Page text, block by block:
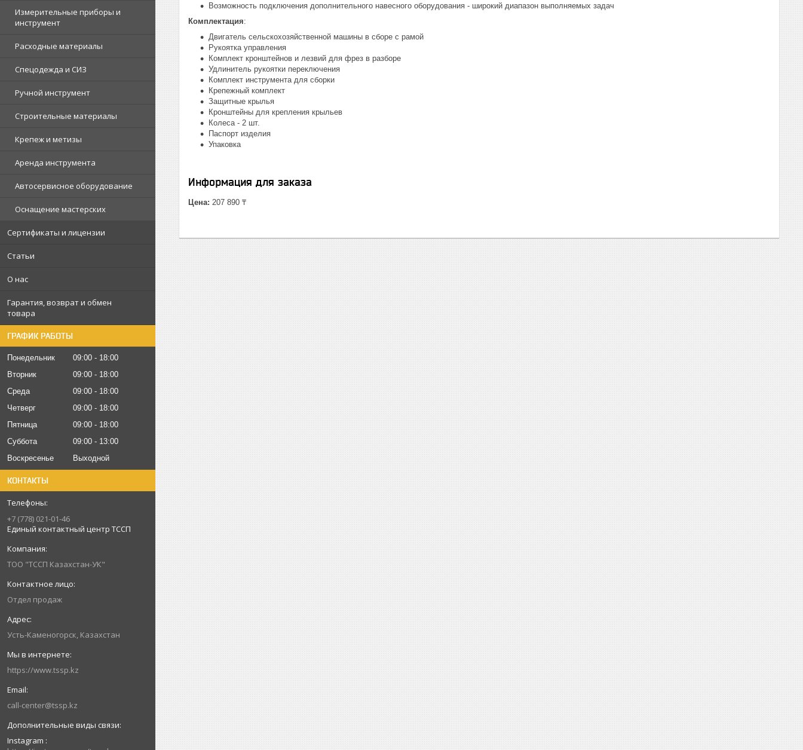
Измерительные приборы и
инструмент
Расходные материалы
Спецодежда и СИЗ
Ручной инструмент
Строительные материалы
Крепеж и метизы
Аренда инструмента
Автосервисное оборудование
Оснащение мастерских
Сертификаты и лицензии
Статьи
О нас
Гарантия, возврат и обмен
товара
ГРАФИК РАБОТЫ
Понедельник 09:00
18:00
Вторник
09:00
18:00
Среда
09:00
18:00
Четверг
09:00
18:00
Пятница
09:00
18:00
Суббота
09:00
13:00
Воскресенье
Выходной
КОНТАКТЫ
+7 (778) 021-01-46
Единый контактный центр ТССП
ТОО "ТССП Казахстан-УК"
Отдел продаж
Усть-Каменогорск, Казахстан
https://www.tssp.kz
call-center@tssp.kz
Instagram
Возможность подключения дополнительного навесного оборудования - широкий диапазон выполняемых задач
Комплектация:
Двигатель сельскохозяйственной машины в сборе с рамой
Рукоятка управления
Комплект кронштейнов и лезвий для фрез в разборе
Удлинитель рукоятки переключения
Комплект инструмента для сборки
Крепежный комплект
Защитные крылья
Кронштейны для крепления крыльев
Колеса - 2 шт.
Паспорт изделия
Упаковка
Информация для заказа
Цена: 207 890 ₸